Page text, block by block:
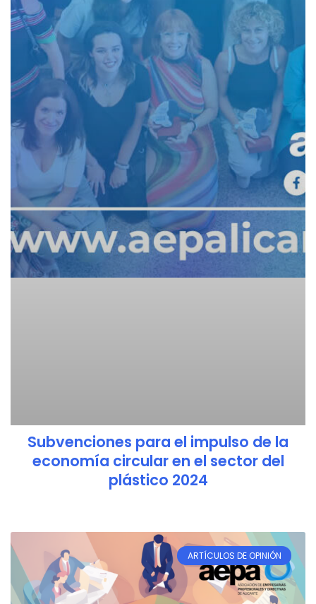
Subvenciones para el impulso de la
economía circular en el sector del
plástico 2024
ARTÍCULOS DE OPINIÓN